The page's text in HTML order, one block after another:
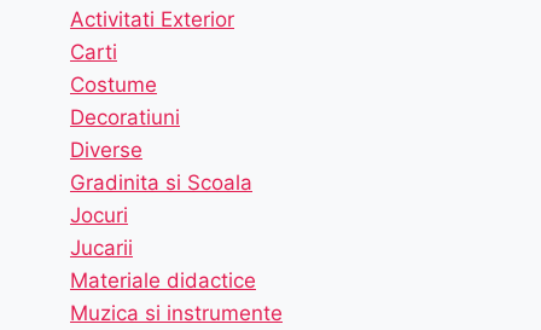
Activitati Exterior
Carti
Costume
Decoratiuni
Diverse
Gradinita si Scoala
Jocuri
Jucarii
Materiale didactice
Muzica si instrumente